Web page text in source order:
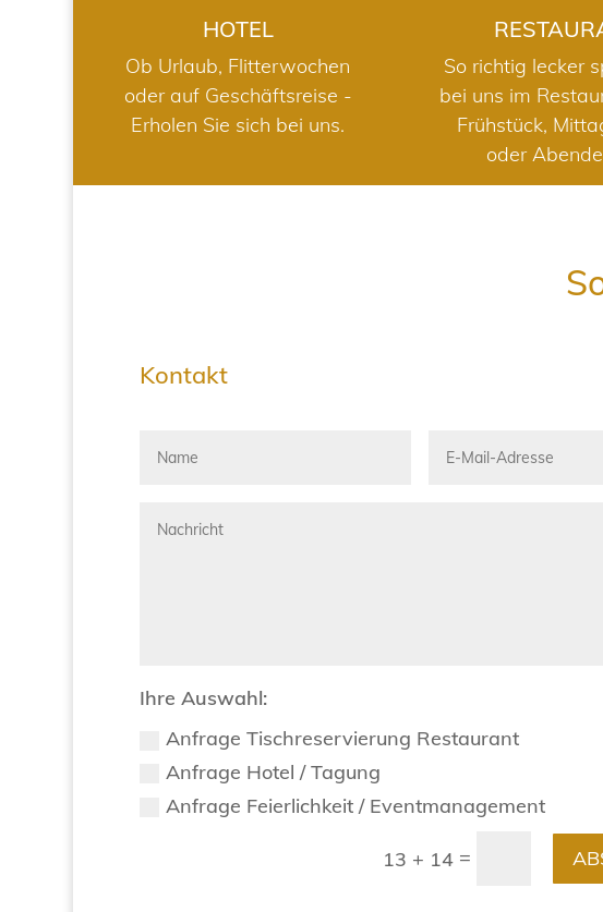
HOTEL
Ob Urlaub, Flitterwochen
oder auf Geschäftsreise -
Erholen Sie sich bei uns.
So richtig lecker
bei uns im
Frühstück,
oder
Kontakt
Ihre Auswahl:
Anfrage Tischreservierung Restaurant
Anfrage Hotel / Tagung
Anfrage Feierlichkeit / Eventmanagement
13 + 14 =